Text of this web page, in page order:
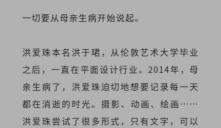
一切要从母亲生病开始说起。
洪爱珠本名洪于珺，从伦敦艺术大学毕业
之后，一直在平面设计行业。2014年，母
亲生病了，洪爱珠迫切地想要记录每一天
都在消逝的时光。摄影、动画、绘画⋯⋯
洪爱珠尝试了很多形式，只有文字，可以